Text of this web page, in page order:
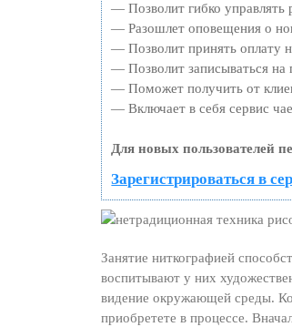
— Позволит гибко управлять
— Разошлет оповещения о
— Позволит принять оплату
— Позволит записываться на
— Поможет получить от
— Включает в себя сервис
Для новых пользователей
Зарегистрироваться в
Занятие ниткографией
воспитывают у них
видение окружающей среды.
приобретете в процессе.